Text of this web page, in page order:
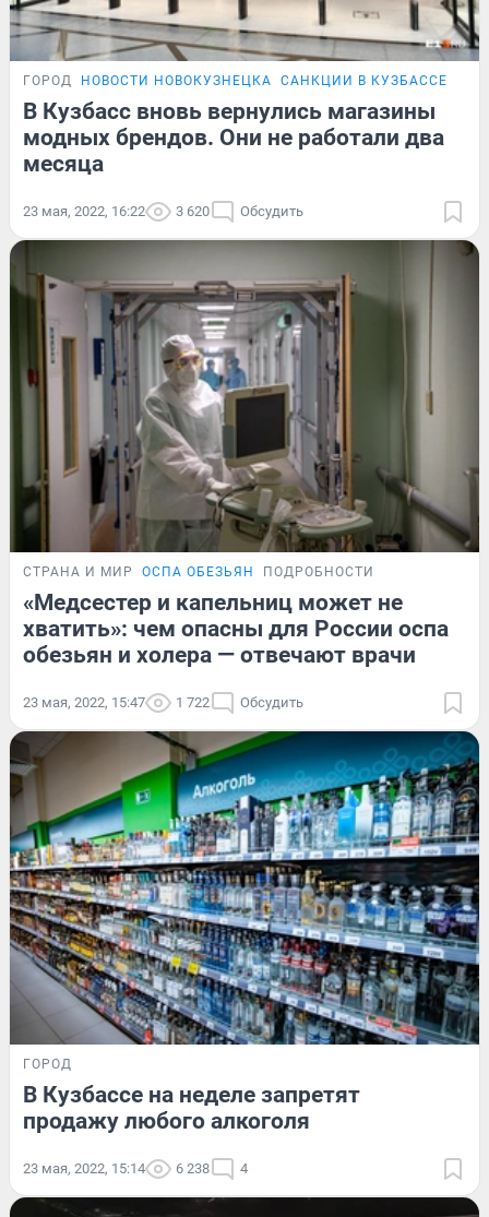
ГОРОД НОВОСТИ НОВОКУЗНЕЦКА САНКЦИИ В КУЗБАССЕ
В Кузбасс вновь вернулись магазины
модных брендов. Они не работали два
месяца
23 мая, 2022, 16:22 3 620 Обсудить
СТРАНА И МИР ОСПА ОБЕЗЬЯН ПОДРОБНОСТИ
«Медсестер и капельниц может не
хватить»: чем опасны для России оспа
обезьян и холера — отвечают врачи
23 мая, 2022, 15:47 1 722 Обсудить
ГОРОД
В Кузбассе на неделе запретят
продажу любого алкоголя
23 мая, 2022, 15:14 6 238 4